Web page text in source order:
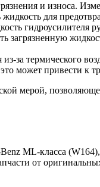
и износа.
для
гидроусилителя
за термического
может привести к
мерой,
ML-класса
от